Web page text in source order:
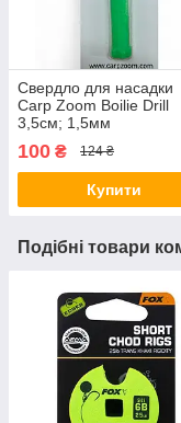
Свердло для насадки
Carp Zoom Boilie Drill
3,5см; 1,5мм
100 ₴ 124 ₴
Купити
Подібні товари